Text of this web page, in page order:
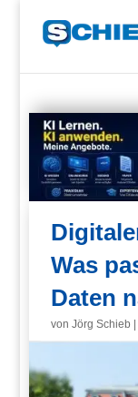
Was
Daten
vonJörg Schieb